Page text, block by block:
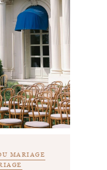
MARIAGE